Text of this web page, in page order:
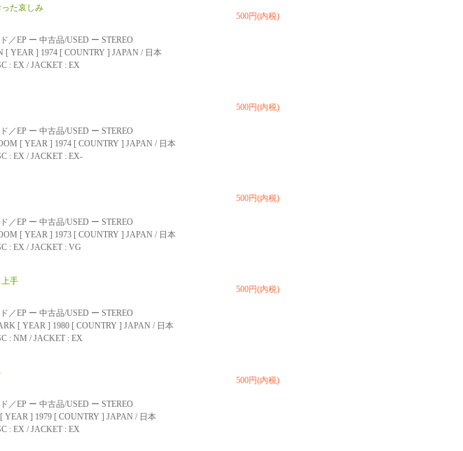
500円(内税)
た哀しみ
／EP ー 中古品/USED ー STEREO
[ YEAR ] 1974 [ COUNTRY ] JAPAN / 日本
: EX / JACKET : EX
500円(内税)
／EP ー 中古品/USED ー STEREO
[ YEAR ] 1974 [ COUNTRY ] JAPAN / 日本
: EX / JACKET : EX-
500円(内税)
／EP ー 中古品/USED ー STEREO
[ YEAR ] 1973 [ COUNTRY ] JAPAN / 日本
: EX / JACKET : VG
500円(内税)
手
／EP ー 中古品/USED ー STEREO
[ YEAR ] 1980 [ COUNTRY ] JAPAN / 日本
: NM / JACKET : EX
500円(内税)
／EP ー 中古品/USED ー STEREO
YEAR ] 1979 [ COUNTRY ] JAPAN / 日本
: EX / JACKET : EX